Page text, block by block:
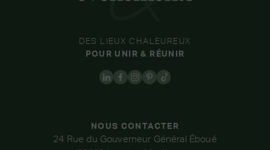
NOUS CONTACTER
24 Rue du Gouverneur Général Éboué
DES LIEUX CHALEUREUX
POUR UNIR & RÉUNIR